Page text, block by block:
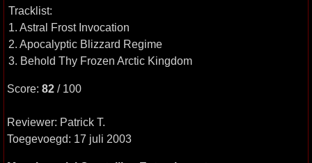
Tracklist:
1. Astral Frost Invocation
2. Apocalyptic Blizzard Regime
3. Behold Thy Frozen Arctic Kingdom
Score: 82 / 100
Reviewer: Patrick T.
Toegevoegd: 17 juli 2003